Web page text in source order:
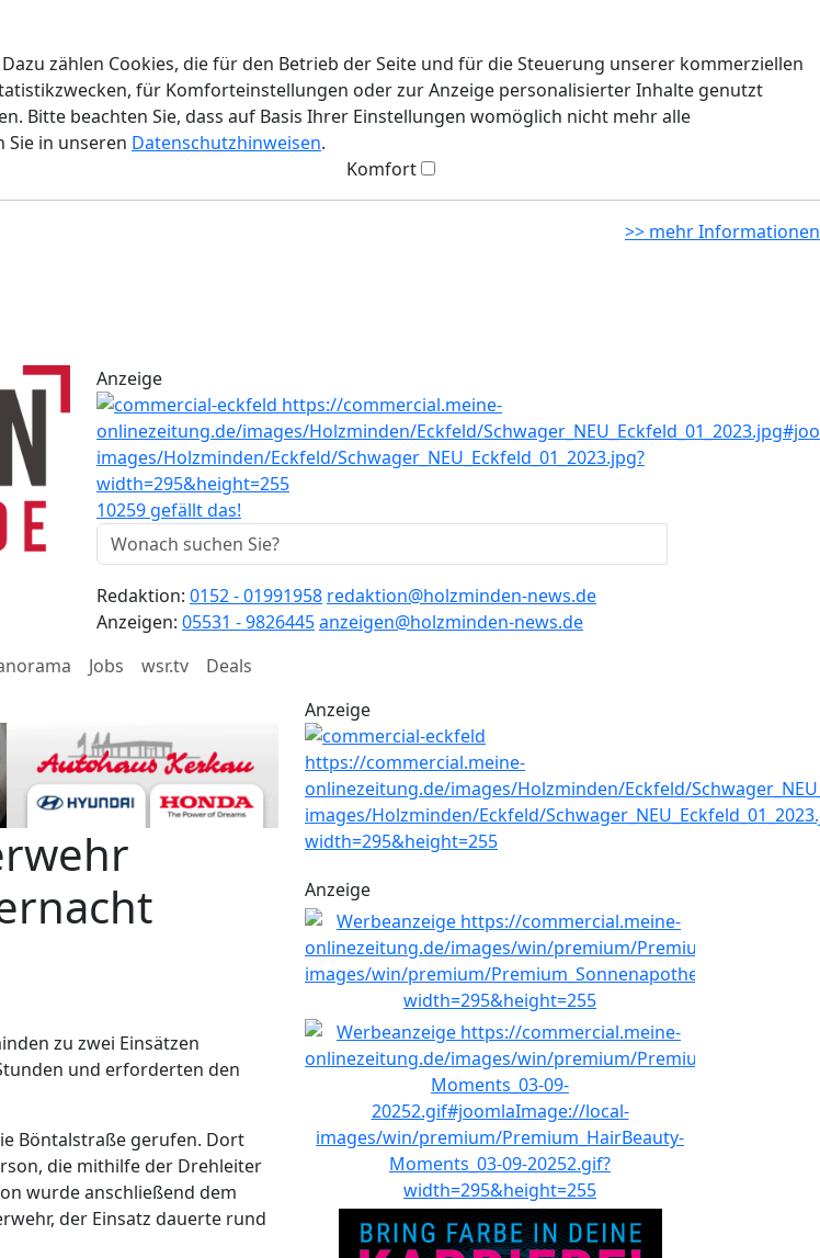
zählen Cookies, die für den Betrieb der Seite und für die Steuerung unserer kommerziellen
für Komforteinstellungen oder zur Anzeige personalisierter Inhalte genutzt
Bitte beachten Sie, dass auf Basis Ihrer Einstellungen womöglich nicht mehr alle
in unseren Datenschutzhinweisen.
Komfort
>> mehr Informationen
Anzeige
10259 gefällt das!
Redaktion: 0152 - 01991958 redaktion@holzminden-news.de
Anzeigen: 05531 - 9826445anzeigen@holzminden-news.de
Jobs wsr.tv
Deals
zu zwei Einsätzen
und erforderten den
Böntalstraße gerufen. Dort
die mithilfe der Drehleiter
wurde anschließend dem
der Einsatz dauerte rund
Anzeige
Anzeige